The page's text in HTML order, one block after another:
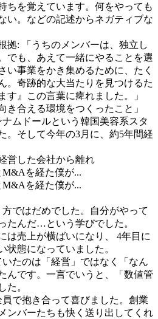
ちを覚えています。何をやっても
い。などの記述からネガティブな
拠:
「うちのメンバーは、独立し
でも、あえて一緒にやることを選
い事業をかき集めるために、たく
。奇跡的な大当たりを見つけるた
す』この言葉に痺れました。」
き合える環境をつくったこと」
ムドールという韓国美容系スタ
。そして今年の3月に、約5年間経
営した会社から離れ
M&Aを経た僕が...
M&Aを経た僕が...
方ではだめでした。自分がやって
たんだ…という学びでした。
は売上が横ばいになり、 4年目に
状態になっていました。
たのは「経営」ではなく「なん
んです。一言でいうと、「数値管
た。
員で抱き合って喜びました。創業
ンバーたちも快く送り出してくれ